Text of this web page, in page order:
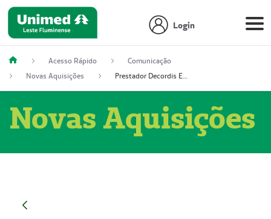
Login
Acesso Rápido
Comunicação
Novas Aquisições
Prestador Decordis Exames Cardiológicos LTDA (51004347-4)
Novas Aquisições